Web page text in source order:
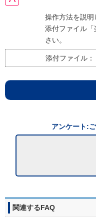
操作方法を説
添付ファイル
さい。
添付ファイル：
アンケート:
関連するFAQ